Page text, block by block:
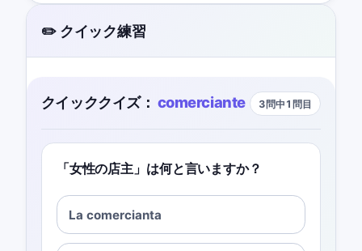
✏️ クイック練習
クイッククイズ： comerciante 3問中1問目
「女性の店主」は何と言いますか？
La comercianta